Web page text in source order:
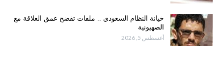
خيانة النظام السعودي .. ملفات تفضح عمق العلاقة مع
الصهيونية
أغسطس 5, 2026